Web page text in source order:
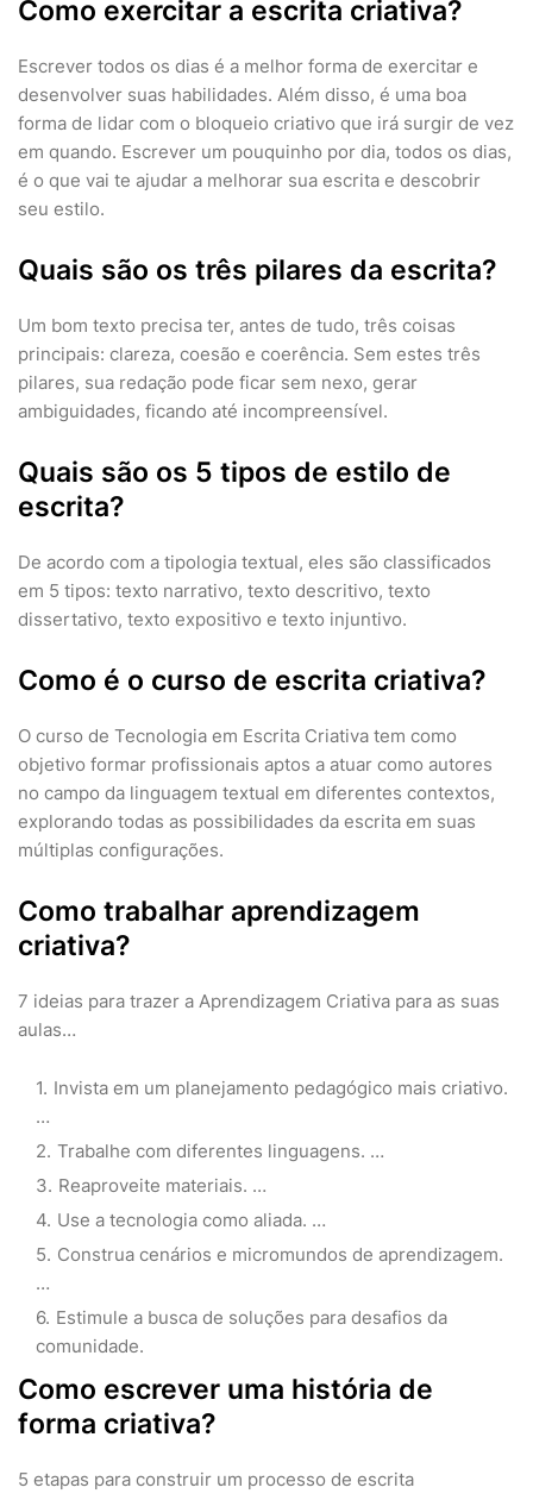
Como exercitar a escrita criativa?
Escrever todos os dias é a melhor forma de exercitar e
desenvolver suas habilidades. Além disso, é uma boa
forma de lidar com o bloqueio criativo que irá surgir de vez
em quando. Escrever um pouquinho por dia, todos os dias,
é o que vai te ajudar a melhorar sua escrita e descobrir
seu estilo.
Quais são os três pilares da escrita?
Um bom texto precisa ter, antes de tudo, três coisas
principais: clareza, coesão e coerência. Sem estes três
pilares, sua redação pode ficar sem nexo, gerar
ambiguidades, ficando até incompreensível.
Quais são os 5 tipos de estilo de
escrita?
De acordo com a tipologia textual, eles são classificados
em 5 tipos: texto narrativo, texto descritivo, texto
dissertativo, texto expositivo e texto injuntivo.
Como é o curso de escrita criativa?
O curso de Tecnologia em Escrita Criativa tem como
objetivo formar profissionais aptos a atuar como autores
no campo da linguagem textual em diferentes contextos,
explorando todas as possibilidades da escrita em suas
múltiplas configurações.
Como trabalhar aprendizagem
criativa?
7 ideias para trazer a Aprendizagem Criativa para as suas
aulas…
Invista em um planejamento pedagógico mais criativo.
…
Trabalhe com diferentes linguagens. …
Reaproveite materiais. …
Use a tecnologia como aliada. …
Construa cenários e micromundos de aprendizagem.
…
Estimule a busca de soluções para desafios da
comunidade.
Como escrever uma história de
forma criativa?
5 etapas para construir um processo de escrita